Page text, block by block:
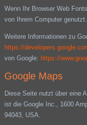
Wenn Ihr Browser Web
von Ihrem Computer genutzt.
Weitere Informationen zu
https://
von Google: https://
Google Maps
Diese Seite nutzt über eine
ist die Google Inc., 1600
94043, USA.